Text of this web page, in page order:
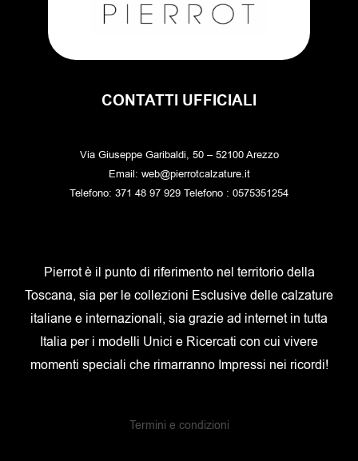
CONTATTI UFFICIALI
Via Giuseppe Garibaldi, 50 – 52100 Arezzo
Email: web@pierrotcalzature.it
Telefono: 371 48 97 929 Telefono : 0575351254
Pierrot è il punto di riferimento nel territorio della
Toscana, sia per le collezioni Esclusive delle calzature
italiane e internazionali, sia grazie ad internet in tutta
Italia per i modelli Unici e Ricercati con cui vivere
momenti speciali che rimarranno Impressi nei ricordi!
Termini e condizioni